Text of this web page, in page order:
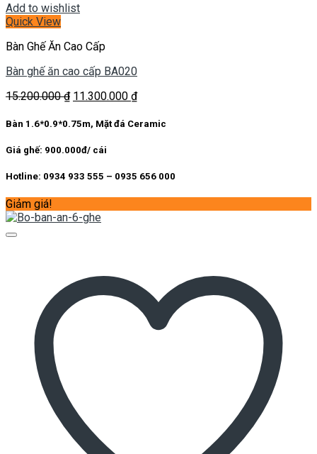
Add to wishlist
Quick View
Bàn Ghế Ăn Cao Cấp
Bàn ghế ăn cao cấp BA020
15.200.000₫ Giá
là:
11.300.000 ₫Giá
tại
Bàn 1.6*0.9*0.75m, Mặt đá Ceramic
Giá ghế: 900.000đ/ cái
Hotline: 0934 933 555 – 0935 656 000
Giảm giá!